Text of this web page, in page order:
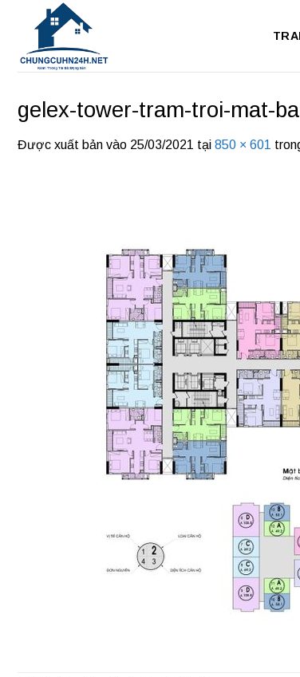
dung
gelex-tower-tram-troi-mat-
Được xuất bản vào 25/03/2021 tại 850 × 601